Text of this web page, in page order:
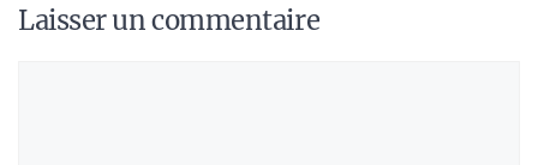
Laisser un commentaire